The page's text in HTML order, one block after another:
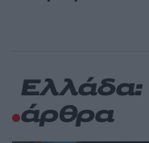
Ελλάδα:
άρθρα